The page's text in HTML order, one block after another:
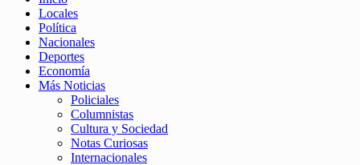
Locales
Política
Nacionales
Deportes
Economía
Más Noticias
Policiales
Columnistas
Cultura y Sociedad
Notas Curiosas
Internacionales